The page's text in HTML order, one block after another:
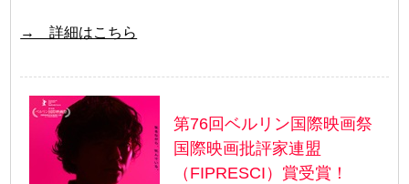
→ 詳細はこちら
第76回ベルリン国際映画祭
国際映画批評家連盟
（FIPRESCI）賞受賞！